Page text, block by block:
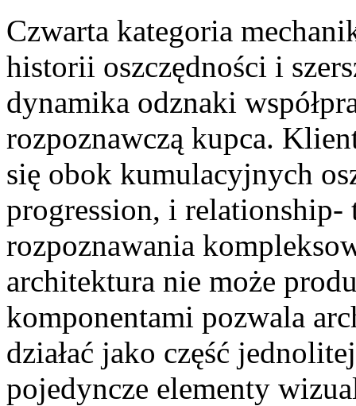
Czwarta kategoria
historii oszczędności i
dynamika odznaki
rozpoznawczą kupca.
się obok kumulacyjnych
progression, i relationship-
rozpoznawania
architektura nie może
komponentami pozwala
działać jako część
pojedyncze elementy